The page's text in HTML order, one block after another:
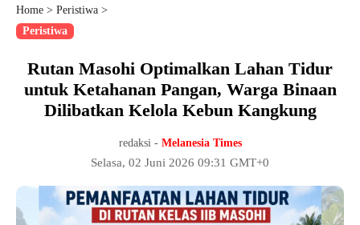
Home > Peristiwa >
Peristiwa
Rutan Masohi Optimalkan Lahan Tidur
untuk Ketahanan Pangan, Warga Binaan
Dilibatkan Kelola Kebun Kangkung
redaksi - Melanesia Times
Selasa, 02 Juni 2026 09:31 GMT+0